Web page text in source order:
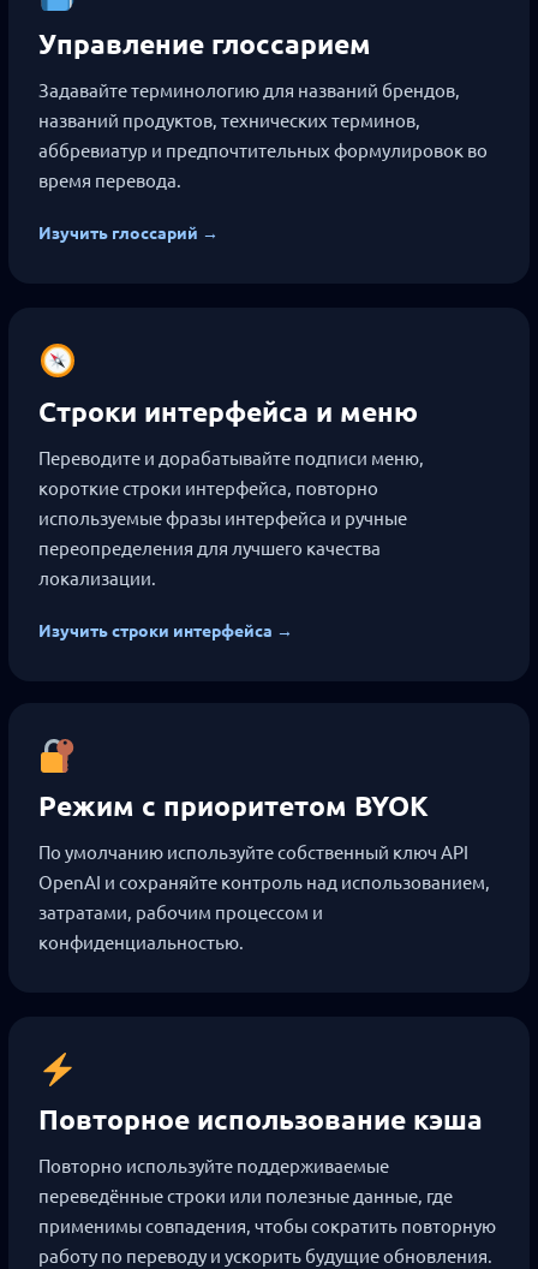
Управление глоссарием
Задавайте терминологию для названий брендов,
названий продуктов, технических терминов,
аббревиатур и предпочтительных формулировок во
время перевода.
Изучить глоссарий →
Строки интерфейса и меню
Переводите и дорабатывайте подписи меню,
короткие строки интерфейса, повторно
используемые фразы интерфейса и ручные
переопределения для лучшего качества
локализации.
Изучить строки интерфейса →
Режим с приоритетом BYOK
По умолчанию используйте собственный ключ API
OpenAI и сохраняйте контроль над использованием,
затратами, рабочим процессом и
конфиденциальностью.
Повторное использование кэша
Повторно используйте поддерживаемые
переведённые строки или полезные данные, где
применимы совпадения, чтобы сократить повторную
работу по переводу и ускорить будущие обновления.